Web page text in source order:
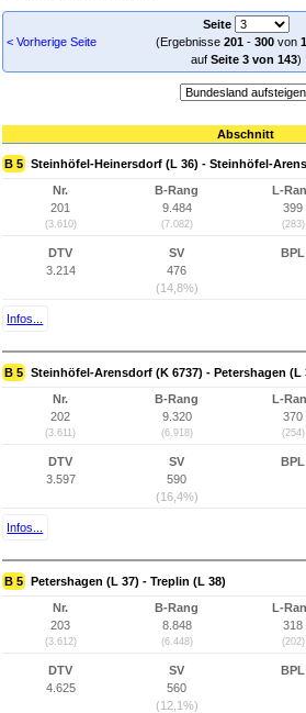
< Vorherige Seite
Seite
(Ergebnisse 201- 300von
auf Seite 3 von 143)
Abschnitt
B 5 Steinhöfel-Heinersdorf (L 36) - Steinhöfel-
Nr.
201
(3.610)
B-Rang
9.484
(7.082)
L-
399
(283)
DTV
3.214
SV
476
(14,8%)
BPL
Infos...
B 5 Steinhöfel-Arensdorf (K 6737) - Petershagen (L
Nr.
202
(3.611)
B-Rang
9.320
(6.918)
L-
370
(254)
DTV
3.597
SV
590
(16,4%)
BPL
Infos...
B 5 Petershagen (L 37) - Treplin (L 38)
Nr.
203
(3.612)
B-Rang
8.848
(6.448)
L-
318
(202)
DTV
4.625
SV
560
(12,1%)
BPL